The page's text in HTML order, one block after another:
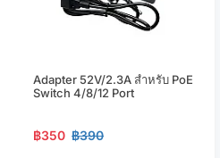
Adapter 52V/2.3A สำหรับ PoE
Switch 4/8/12 Port
฿350 ฿390